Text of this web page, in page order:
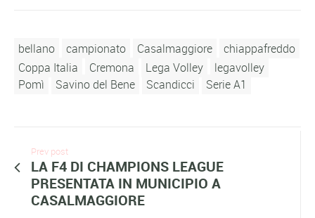
bellano campionato Casalmaggiore
chiappafreddo
Coppa Italia
Cremona Lega Volley
legavolley
Pomì
Savino del Bene Scandicci Serie A1
Prev post
LA F4 DI CHAMPIONS LEAGUE
PRESENTATA IN MUNICIPIO A
CASALMAGGIORE